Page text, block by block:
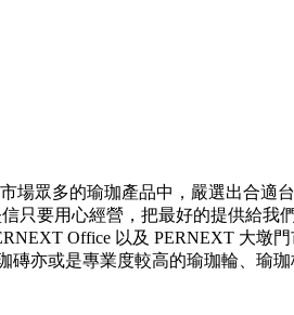
場眾多的瑜珈產品中，嚴選出合適
只要用心經營，把最好的提供給我
Office 以及 PERNEXT 大墩
亦或是專業度較高的瑜珈輪、瑜